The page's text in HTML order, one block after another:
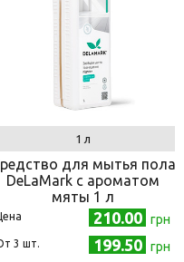
1 л
для мытья пола
DeLaMark с ароматом
мяты 1 л
Цена 210.00 грн
3 шт. 199.50 грн